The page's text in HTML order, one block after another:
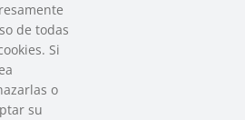
Contacto
9 lonja – 48009 Bilbao
946 569 230
de todas
Si
o
su